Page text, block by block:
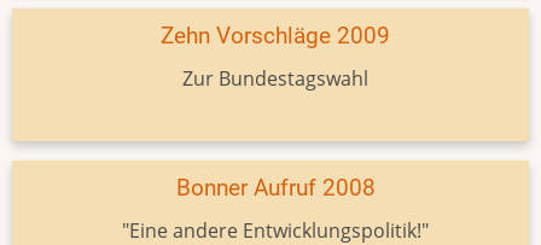
Zehn Vorschläge 2009
Zur Bundestagswahl
Bonner Aufruf 2008
"Eine andere Entwicklungspolitik!"